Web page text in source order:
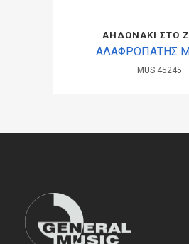
ΑΗΔΟΝΑΚΙ ΣΤΟ
ΑΛΑΦΡΟΠΑΤΗΣ
MUS.45245